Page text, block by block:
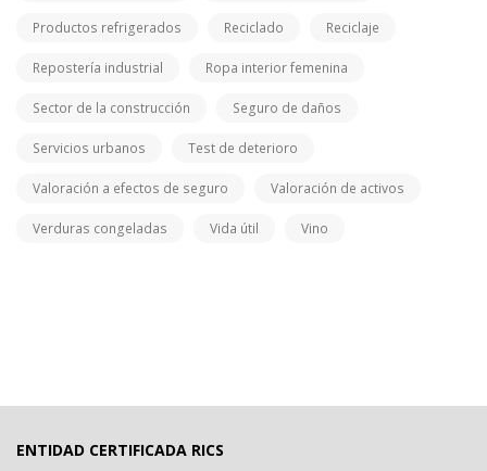
Productos refrigerados Reciclado Reciclaje
Repostería industrial Ropa interior femenina
Sector de la construcción Seguro de daños
Servicios urbanos Test de deterioro
Valoración a efectos de seguro Valoración de activos
Verduras congeladas Vida útil Vino
ENTIDAD CERTIFICADA RICS